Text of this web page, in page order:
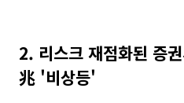
2. 리스크 재점화된 증
兆 '비상등'